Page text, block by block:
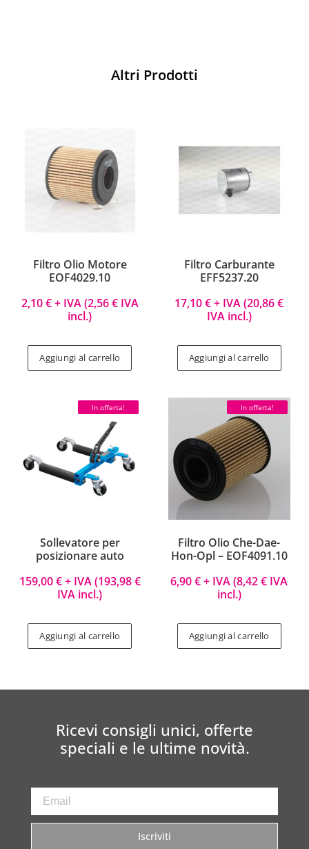
Altri Prodotti
Filtro Olio Motore
EOF4029.10
2,10€+ IVA (2,56€IVA
incl.)
Aggiungi al carrello
Filtro Carburante
EFF5237.20
17,10€+ IVA (20,86€
IVA incl.)
Aggiungi al carrello
In offerta!
Sollevatore per
posizionare auto
159,00€+ IVA (193,98€
IVA incl.)
Aggiungi al carrello
In offerta!
Filtro Olio Che-Dae-
Hon-Opl – EOF4091.10
6,90€+ IVA (8,42€ IVA
incl.)
Aggiungi al carrello
Ricevi consigli unici, offerte
speciali e le ultime novità.
Iscriviti